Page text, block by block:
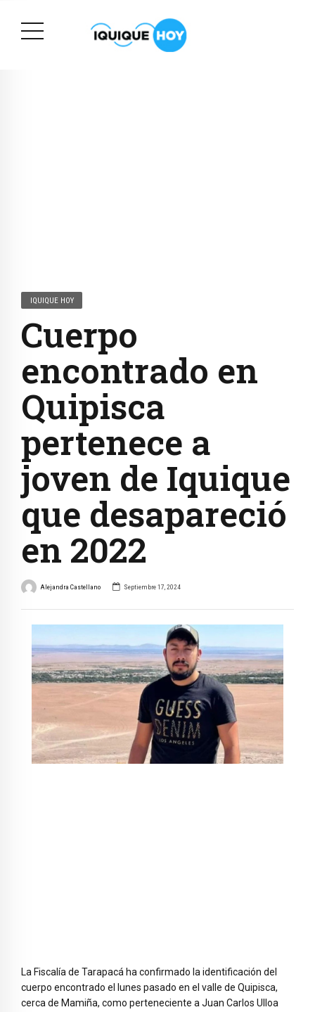
IQUIQUE HOY
Cuerpo
encontrado en
Quipisca
pertenece a
joven de Iquique
que desapareció
en 2022
Alejandra Castellano Septiembre 17, 2024
La Fiscalía de Tarapacá ha confirmado la identificación del
cuerpo encontrado el lunes pasado en el valle de Quipisca,
cerca de Mamiña, como perteneciente a Juan Carlos Ulloa